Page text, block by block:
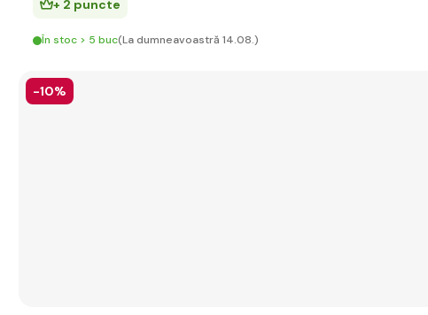
+ 2 puncte
În stoc > 5 buc(La dumneavoastră 14.08.)
-10%